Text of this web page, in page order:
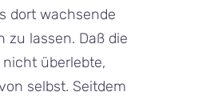
dort wachsende
zu lassen. Daß die
nicht überlebte,
selbst. Seitdem